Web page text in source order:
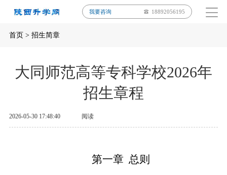
我要咨询 18892056195
首页> 招生简章
大同师范高等专科学校2026年
招生章程
2026-05-30 17:48:40 阅读
第一章 总则